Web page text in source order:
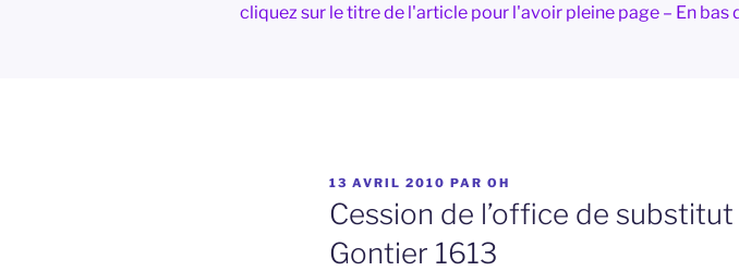
cliquez sur le titre de l'article pour l'avoir pleine page – En
PUBLIÉ
LE
13 AVRIL 2010 PAR OH
Cession de l’office de
Gontier 1613